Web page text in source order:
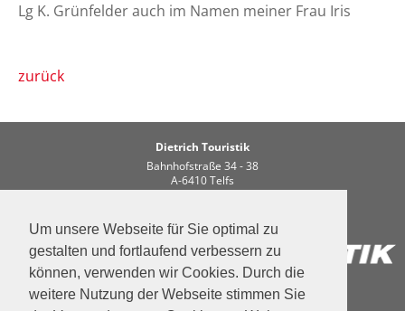
Um unsere Webseite für Sie optimal zu
gestalten und fortlaufend verbessern zu
können, verwenden wir Cookies. Durch die
weitere Nutzung der Webseite stimmen Sie
Lg K. Grünfelder auch im Namen meiner Frau Iris
zurück
Dietrich Touristik
Bahnhofstraße 34 - 38
A-6410 Telfs
Tel. +43 5262 62226
Datenschutz Impressum Kontakt